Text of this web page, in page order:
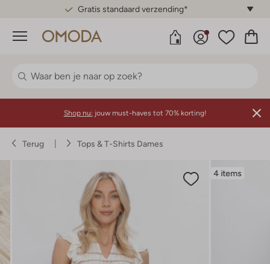
Gratis standaard verzending*
Menu
Shop nu: jouw must-haves tot 70% korting!
Terug Tops & T-Shirts Dames
4 items